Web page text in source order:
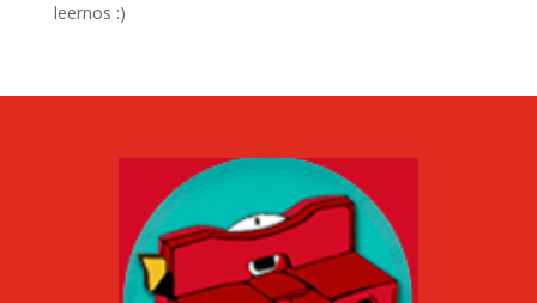
leernos :)